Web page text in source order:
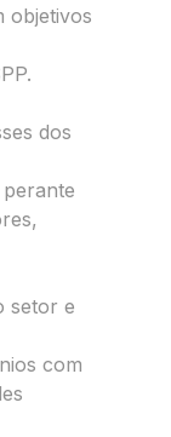
objetivos
dos
setor e
com